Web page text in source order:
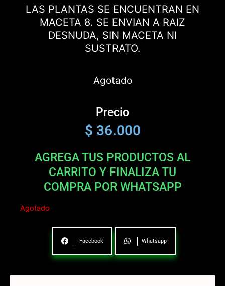
LAS PLANTAS SE ENCUENTRAN EN
MACETA 8. SE ENVIAN A RAIZ
DESNUDA, SIN MACETA NI
SUSTRATO.
Agotado
Precio
$ 36.000
AGREGA TUS PRODUCTOS AL
CARRITO Y FINALIZA TU
COMPRA POR WHATSAPP
Agotado
Facebook Whatsapp